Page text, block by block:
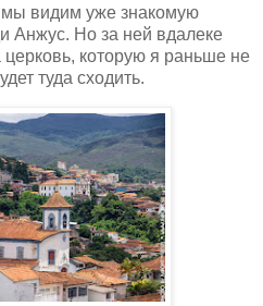
видим уже знакомую
Анжус. Но за ней вдалеке
которую я раньше не
туда сходить.